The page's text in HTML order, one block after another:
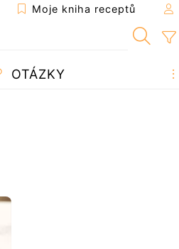
Moje kniha receptů
OTÁZKY